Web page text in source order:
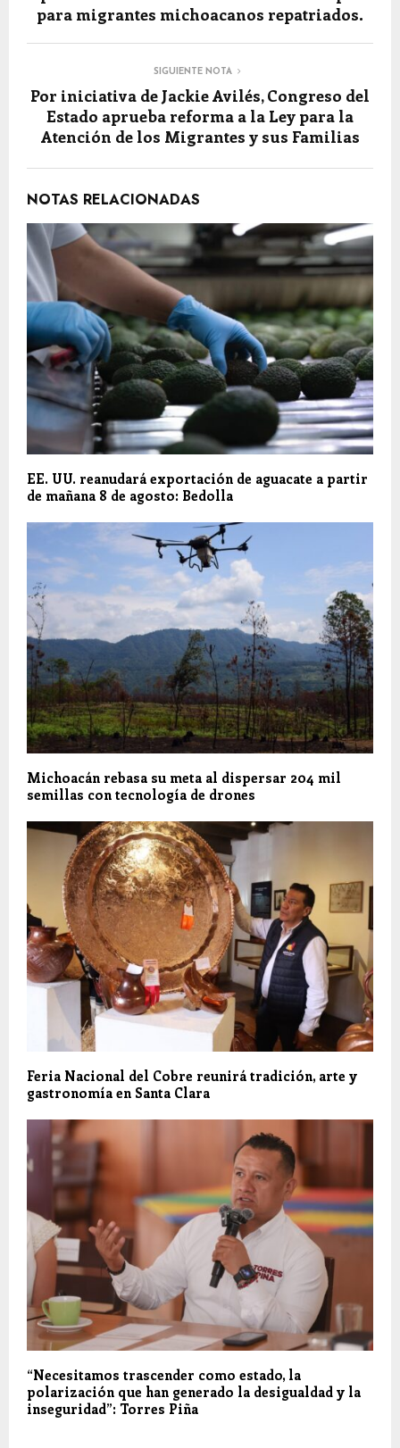
para migrantes michoacanos repatriados.
SIGUIENTE NOTA
Por iniciativa de Jackie Avilés, Congreso del
Estado aprueba reforma a la Ley para la
Atención de los Migrantes y sus Familias
NOTAS RELACIONADAS
EE. UU. reanudará exportación de aguacate a partir
de mañana 8 de agosto: Bedolla
Michoacán rebasa su meta al dispersar 204 mil
semillas con tecnología de drones
Feria Nacional del Cobre reunirá tradición, arte y
gastronomía en Santa Clara
“Necesitamos trascender como estado, la
polarización que han generado la desigualdad y la
inseguridad”: Torres Piña